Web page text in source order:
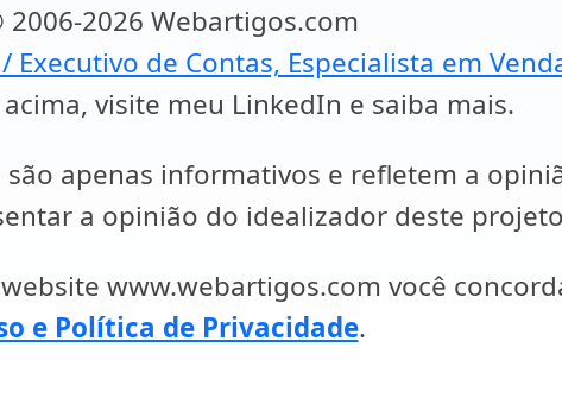
2006-2026 Webartigos.com
Executivo de Contas, Especialista em
visite meu LinkedIn e saiba mais.
apenas informativos e refletem a
a opinião do idealizador deste
www.webartigos.com você
e Política de Privacidade.